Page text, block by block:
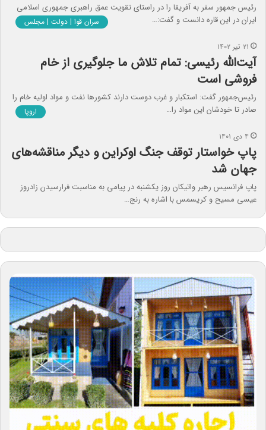
رئیس جمهور سفر به آفریقا را در راستای تقویت عمق راهبری جمهوری اسلامی
ایران در این قاره دانست و گفت:…
سران قوا | دولت | مجلس
۲۱ تیر ۱۴۰۲
آیت‌الله رئیسی: تمام تلاش ما جلوگیری از خام
فروشی است
رئیس‌جمهور گفت: استکبار و غرب دوست دارند کشورها نفت و مواد اولیه خام را
صادر تا خودشان این مواد را…
اروپا
۴ دی ۱۴۰۱
پاپ خواستار توقف جنگ اوکراین و دیگر مناقشه‌های
جهان شد
پاپ فرانسیس رهبر واتیکان روز یکشنبه در پیامی به مناسبت فرارسیدن زادروز
عیسی مسیح و کریسمس با اشاره به رنج…